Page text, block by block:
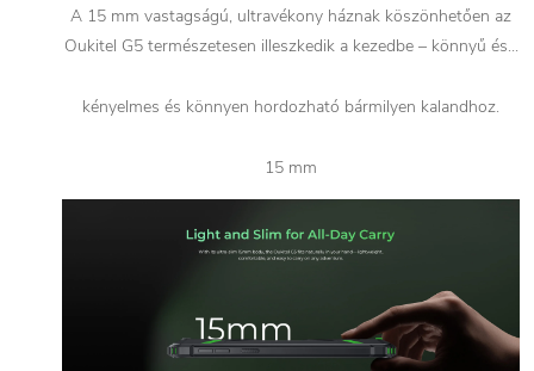
A 15 mm vastagságú, ultravékony háznak köszönhetően az
Oukitel G5 természetesen illeszkedik a kezedbe – könnyű és...
kényelmes és könnyen hordozható bármilyen kalandhoz.
15 mm